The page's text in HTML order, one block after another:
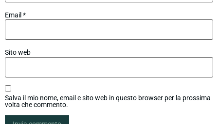
Email *
Sito web
Salva il mio nome, email e sito web in questo browser per la prossima
volta che commento.